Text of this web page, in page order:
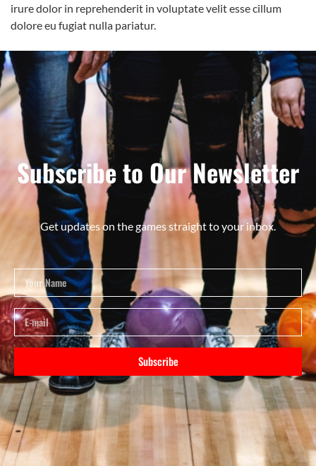
irure dolor in reprehenderit in voluptate velit esse cillum
dolore eu fugiat nulla pariatur.
Subscribe to Our Newsletter
Get updates on the games straight to your inbox.
Subscribe